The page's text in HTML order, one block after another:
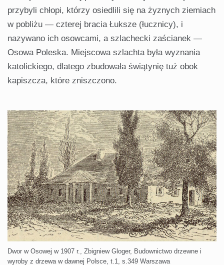
przybyli chłopi, którzy osiedlili się na żyznych ziemiach
w pobliżu — czterej bracia Łuksze (łucznicy), i
nazywano ich osowcami, a szlachecki zaścianek —
Osowa Poleska. Miejscowa szlachta była wyznania
katolickiego, dlatego zbudowała świątynię tuż obok
kapiszcza, które zniszczono.
Dwor w Osowej w 1907 r., Zbigniew Gloger, Budownictwo drzewne i
wyroby z drzewa w dawnej Polsce, t.1, s.349 Warszawa